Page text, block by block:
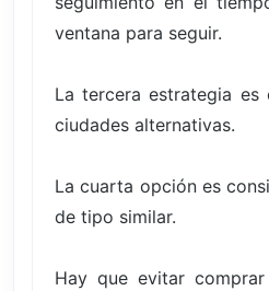
ventana para seguir.
La tercera estrategia es
ciudades alternativas.
La cuarta opción es
de tipo similar.
Hay que evitar